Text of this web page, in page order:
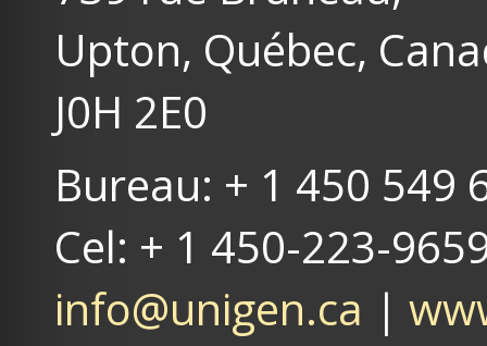
Upton, Québec,
J0H 2E0
Bureau: + 1 450 549
Cel: + 1 450-223-
info@unigen.ca |